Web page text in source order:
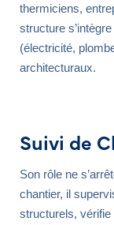
thermiciens,
structure
(électricité,
architecturaux.
Suivi de
Son rôle ne
chantier, il
structurels,